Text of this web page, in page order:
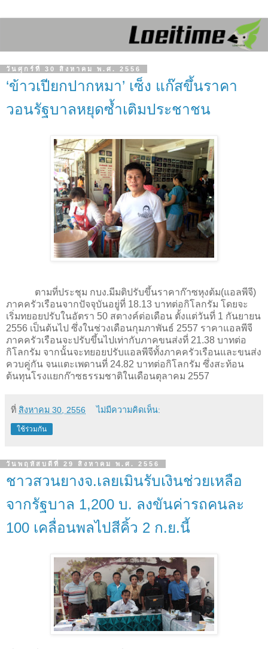
วันศุกร์ที่ 30 สิงหาคม พ.ศ. 2556
‘ข้าวเปียกปากหมา’ เซ็ง แก๊สขึ้นราคา
วอนรัฐบาลหยุดซ้ำเติมประชาชน
ตามที่ประชุม กบง.มีมติปรับขึ้นราคาก๊าซหุงต้ม(แอลพีจี)
ภาคครัวเรือนจากปัจจุบันอยู่ที่ 18.13 บาทต่อกิโลกรัม โดยจะ
เริ่มทยอยปรับในอัตรา 50 สตางค์ต่อเดือน ตั้งแต่วันที่ 1 กันยายน
2556 เป็นต้นไป ซึ่งในช่วงเดือนกุมภาพันธ์ 2557 ราคาแอลพีจี
ภาคครัวเรือนจะปรับขึ้นไปเท่ากับภาคขนส่งที่ 21.38 บาทต่อ
กิโลกรัม จากนั้นจะทยอยปรับแอลพีจีทั้งภาคครัวเรือนและขนส่ง
ควบคู่กัน จนแตะเพดานที่ 24.82 บาทต่อกิโลกรัม ซึ่งสะท้อน
ต้นทุนโรงแยกก๊าซธรรมชาติในเดือนตุลาคม 2557
ที่ สิงหาคม 30, 2556 ไม่มีความคิดเห็น:
ใช้ร่วมกัน
วันพฤหัสบดีที่ 29 สิงหาคม พ.ศ. 2556
ชาวสวนยางจ.เลยเมินรับเงินช่วยเหลือ
จากรัฐบาล 1,200 บ. ลงขันค่ารถคนละ
100 เคลื่อนพลไปสีคิ้ว 2 ก.ย.นี้